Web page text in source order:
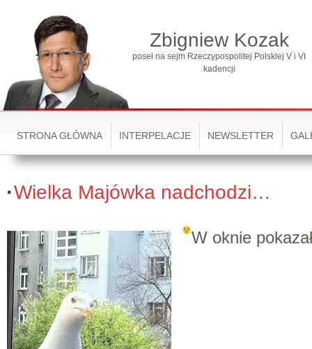
Zbigniew Kozak
poseł na sejm Rzeczypospolitej Polskiej V i VI
kadencji
STRONA GŁÓWNA INTERPELACJE NEWSLETTER
Wielka Majówka nadchodzi…
W oknie